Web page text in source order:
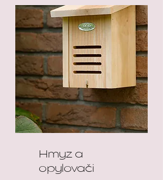
Hmyz a
opylovači